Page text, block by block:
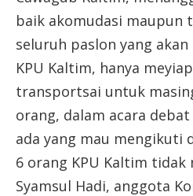
baik akomudasi
seluruh paslon yang
KPU Kaltim, hanya
transportsai untuk
orang, dalam acara
ada yang mau mengikuti
6 orang KPU Kaltim tidak
Syamsul Hadi, anggota